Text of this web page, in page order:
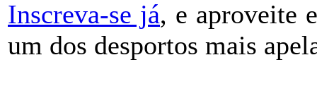
Inscreva-se já, e aproveite
um dos desportos mais